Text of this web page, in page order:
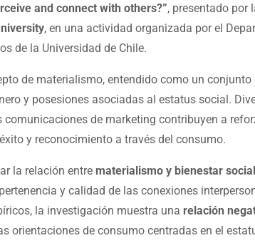
and connect with others?”, presentado por
, en una actividad organizada por el
de la Universidad de Chile.
de materialismo, entendido como un conjunto
y posesiones asociadas al estatus social.
de marketing contribuyen a
y reconocimiento a través del consumo.
la relación entre materialismo y bienestar social
y calidad de las conexiones
la investigación muestra una relación
orientaciones de consumo centradas en el